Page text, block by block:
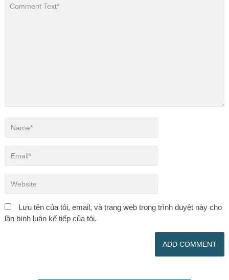
Lưu tên của tôi, email, và trang web trong trình duyệt này cho
lần bình luận kế tiếp của tôi.